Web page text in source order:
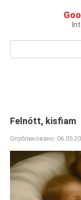
Поиск:
Felnőtt, kisfiam
Опубликовано: